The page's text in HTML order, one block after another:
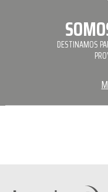
DESTINAMOS